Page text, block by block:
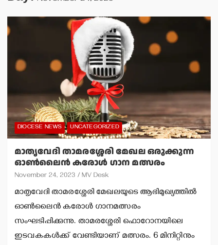
DIOCESE NEWS UNCATEGORIZED
മാതൃവേദി താമരശ്ശേരി മേഖല ഒരുക്കുന്ന
ഓണ്‍ലൈന്‍ കരോള്‍ ഗാന മത്സരം
November 24, 2023 MV Desk
മാതൃവേദി താമരശ്ശേരി മേഖലയുടെ ആഭിമുഖ്യത്തില്‍
ഓണ്‍ലൈന്‍ കരോള്‍ ഗാനമത്സരം
സംഘടിപ്പിക്കുന്നു. താമരശ്ശേരി ഫൊറോനയിലെ
ഇടവകകള്‍ക്ക് വേണ്ടിയാണ് മത്സരം. 6 മിനിറ്റിനും